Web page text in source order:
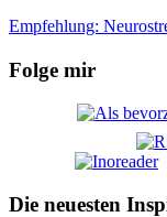
Empfehlung:
Folge mir
Die neuesten